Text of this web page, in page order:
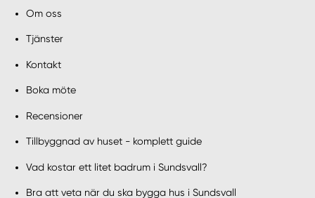
Om oss
Tjänster
Kontakt
Boka möte
Recensioner
Tillbyggnad av huset - komplett guide
Vad kostar ett litet badrum i Sundsvall?
Bra att veta när du ska bygga hus i Sundsvall